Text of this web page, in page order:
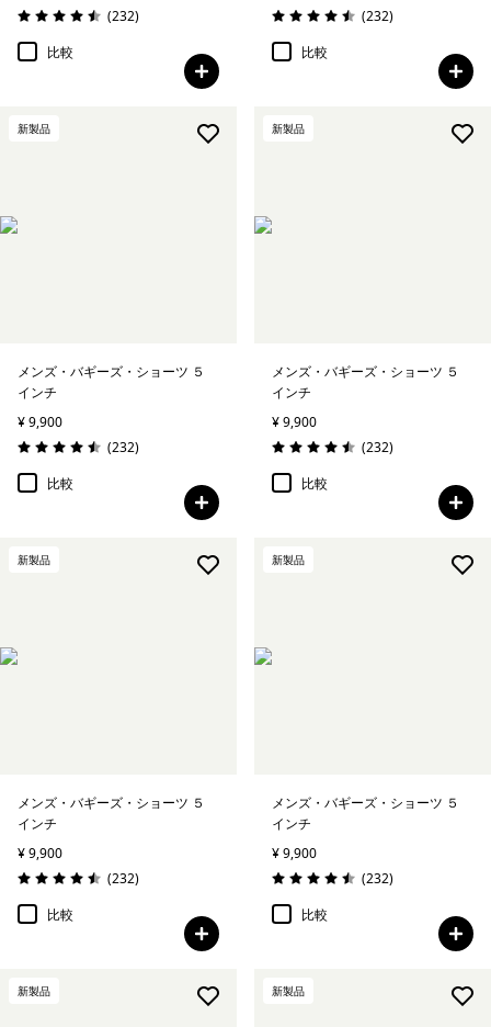
評価: 4.5 / 5
(232レビュー
)
比較
評価: 4.5 / 5
(232レビュー
)
比較
新製品
メンズ・バギーズ・ショーツ ５
インチ
¥ 9,900
評価: 4.5 / 5
(232レビュー
)
比較
新製品
メンズ・バギーズ・ショーツ ５
インチ
¥ 9,900
評価: 4.5 / 5
(232レビュー
)
比較
新製品
メンズ・バギーズ・ショーツ ５
インチ
¥ 9,900
評価: 4.5 / 5
(232レビュー
)
比較
新製品
メンズ・バギーズ・ショーツ ５
インチ
¥ 9,900
評価: 4.5 / 5
(232レビュー
)
比較
新製品 新製品